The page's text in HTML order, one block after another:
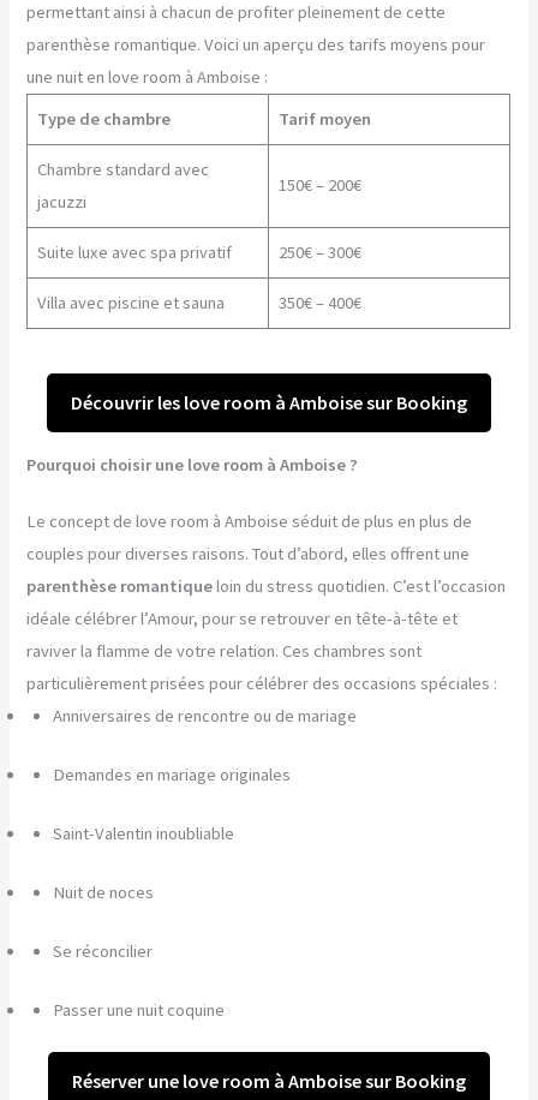
permettant ainsi à chacun de profiter pleinement de cette
parenthèse romantique. Voici un aperçu des tarifs moyens pour
une nuit en love room à Amboise :
Type de chambre
Tarif moyen
Chambre standard avec
jacuzzi
150€ – 200€
Suite luxe avec spa privatif 250€ – 300€
Villa avec piscine et sauna 350€ – 400€
Découvrir les love room à Amboise sur Booking
Pourquoi choisir une love room à Amboise ?
Le concept de love room à Amboise séduit de plus en plus de
couples pour diverses raisons. Tout d’abord, elles offrent une
parenthèse romantiqueloin du stress quotidien. C’est l’occasion
idéale célébrer l’Amour, pour se retrouver en tête-à-tête et
raviver la flamme de votre relation. Ces chambres sont
particulièrement prisées pour célébrer des occasions spéciales :
Anniversaires de rencontre ou de mariage
Demandes en mariage originales
Saint-Valentin inoubliable
Nuit de noces
Se réconcilier
Passer une nuit coquine
Réserver une love room à Amboise sur Booking